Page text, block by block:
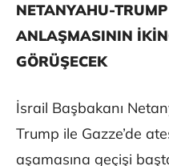
NETANYAHU-
ANLAŞMASININ
GÖRÜŞECEK
İsrail Başbakanı
Trump ile Gazze’de
aşamasına geçişi